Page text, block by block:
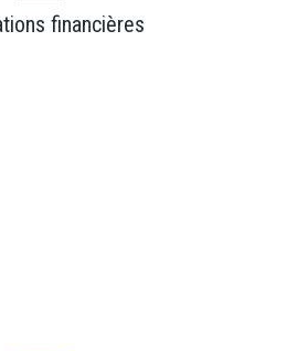
financières